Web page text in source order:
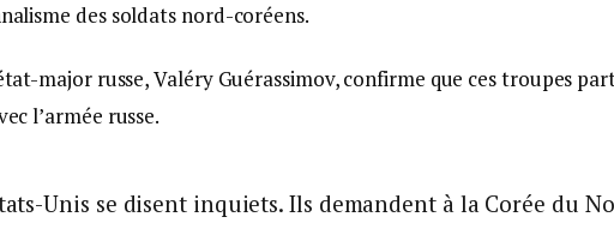
des soldats nord-coréens.
major russe, Valéry Guérassimov, confirme que ces troupes
l’armée russe.
Unis se disent inquiets. Ils demandent à la Corée du